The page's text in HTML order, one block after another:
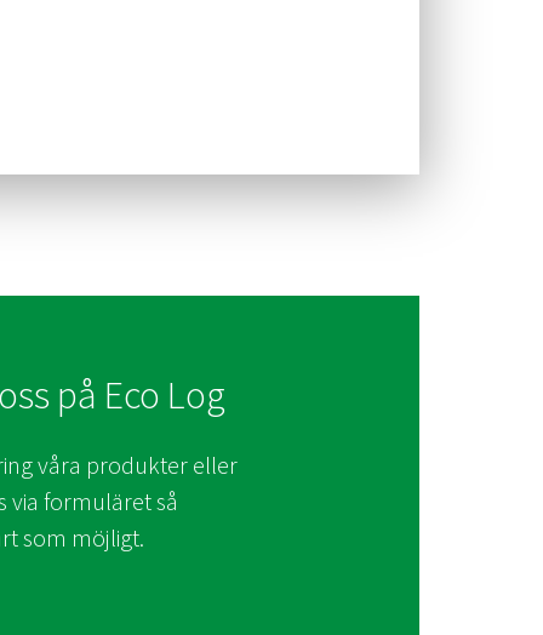
på Eco Log
våra produkter eller
via formuläret så
som möjligt.